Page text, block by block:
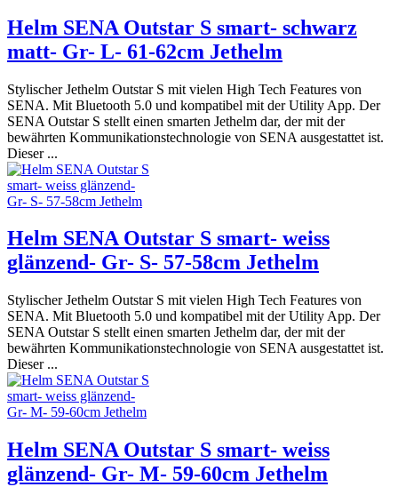
Helm SENA Outstar S smart- schwarz
matt- Gr- L- 61-62cm Jethelm
Stylischer Jethelm Outstar S mit vielen High Tech Features von
SENA. Mit Bluetooth 5.0 und kompatibel mit der Utility App. Der
SENA Outstar S stellt einen smarten Jethelm dar, der mit der
bewährten Kommunikationstechnologie von SENA ausgestattet ist.
Dieser ...
Helm SENA Outstar S smart- weiss
glänzend- Gr- S- 57-58cm Jethelm
Stylischer Jethelm Outstar S mit vielen High Tech Features von
SENA. Mit Bluetooth 5.0 und kompatibel mit der Utility App. Der
SENA Outstar S stellt einen smarten Jethelm dar, der mit der
bewährten Kommunikationstechnologie von SENA ausgestattet ist.
Dieser ...
Helm SENA Outstar S smart- weiss
glänzend- Gr- M- 59-60cm Jethelm